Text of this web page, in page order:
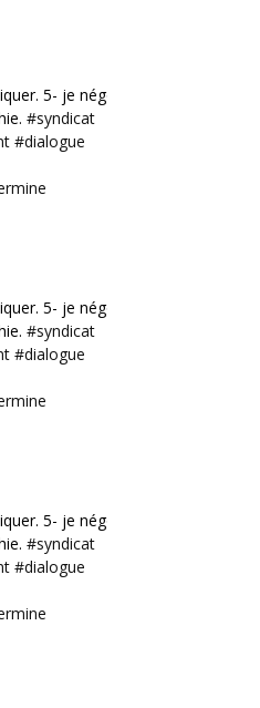
5- je négocie
#syndicat
#dialogue
5- je négocie
#syndicat
#dialogue
5- je négocie
#syndicat
#dialogue